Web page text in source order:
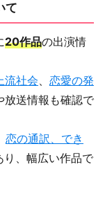
て
20作品の出演情
流社会、 恋愛の発
放送情報も確認で
恋の通訳、でき
り、幅広い作品で